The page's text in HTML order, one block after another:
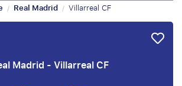
/ Real Madrid / Villarreal CF
Madrid - Villarreal CF